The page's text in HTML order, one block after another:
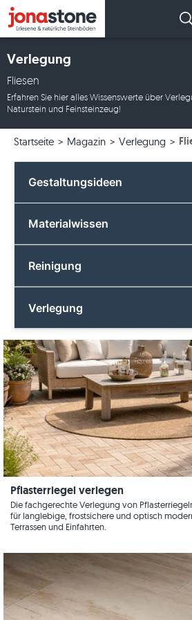
Verlegung
Fliesen
Erfahren Sie hier alles Wissenswerte über
Naturstein und Feinsteinzeug!
Startseite Magazin Verlegung
Gestaltungsideen
Alle Gestaltungsideen
Badezimmer
Formate
Gartengestaltung
Küche
Kundenimpressionen
Panoramatour
Pool
Terrasse
Treppe
Videos
Wandgestaltung
Wohnräume
Materialwissen
Alle Materialwissen
Basalt
Granit
Holzoptik
Kalkstein
Marmor
Naturstein
Quarzit
Sandstein
Travertin
Reinigung
Alle Reinigung
Fliesen
Terrassenplatten
Verlegung
Alle Verlegung
Fliesen
Gartenbau
Terrassenplatten
Videos
Pflasterriegel verlegen
Die fachgerechte Verlegung von
für langlebige, frostsichere und optisch
Terrassen und Einfahrten.